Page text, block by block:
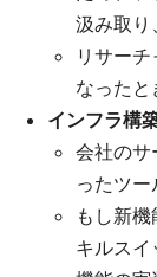
汲み取り
リサー
なった
インフラ構
会社の
ったツ
もし新
キルス